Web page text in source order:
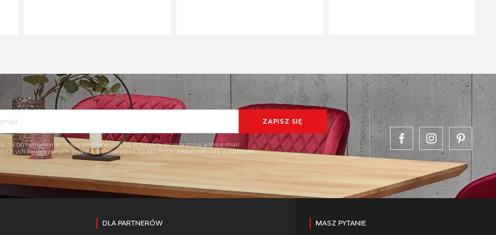
na otrzymywanie drogą elektroniczną na wskazany przeze mnie adres e-mail
świadczonych przez Administratora.Zgoda może zostać cofnięta w każdym
DLA PARTNERÓW MASZ PYTANIE